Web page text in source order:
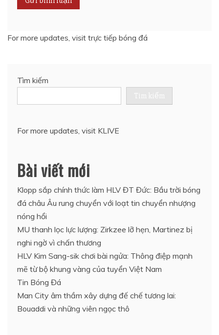
For more updates, visit trực tiếp bóng đá
Tìm kiếm
Tìm kiếm
For more updates, visit KLIVE
Bài viết mới
Klopp sắp chính thức làm HLV ĐT Đức: Bầu trời bóng
đá châu Âu rung chuyển với loạt tin chuyển nhượng
nóng hổi
MU thanh lọc lực lượng: Zirkzee lỡ hẹn, Martinez bị
nghi ngờ vì chấn thương
HLV Kim Sang-sik chơi bài ngửa: Thông điệp mạnh
mẽ từ bộ khung vàng của tuyển Việt Nam
Tin Bóng Đá
Man City âm thầm xây dựng đế chế tương lai:
Bouaddi và những viên ngọc thô